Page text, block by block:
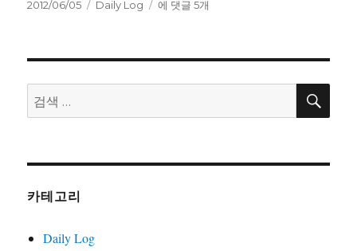
작
2012/06/05
카
Daily Log
내
왜
아
에 댓글 5개
검
색:
검
카테고리
Daily Log